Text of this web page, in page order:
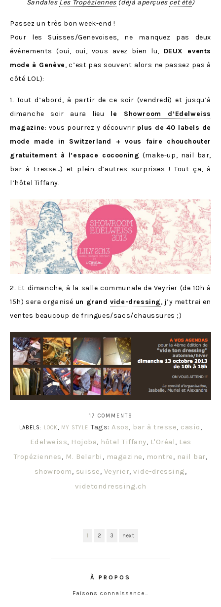
Sandales Les Tropéziennes(déjà aperçues cet été)
Passez un très bon week-end !
Pour les Suisses/Genevoises, ne manquez pas deux
événements (oui, oui, vous avez bien lu, DEUX events
mode à Genève, c’est pas souvent alors ne passez pas à
côté LOL):
1. Tout d’abord, à partir de ce soir (vendredi) et jusqu’à
dimanche soir aura lieu le Showroom d’Edelweiss
magazine: vous pourrez y découvrir plus de 40 labels de
mode made in Switzerland + vous faire chouchouter
gratuitement à l’espace cocooning (make-up, nail bar,
bar à tresse…) et plein d’autres surprises ! Tout ça, à
l’hôtel Tiffany.
2. Et dimanche, à la salle communale de Veyrier (de 10h à
15h) sera organisé un grandvide-dressing, j’y mettrai en
ventes beaucoup de fringues/sacs/chaussures ;)
17 COMMENTS
LABELS:
LOOK, MY STYLE Tags: Asos, bar à tresse, casio,
Edelweiss, Hojoba, hôtel Tiffany, L'Oréal, Les
Tropéziennes, M. Belarbi , magazine, montre, nail bar,
showroom, suisse, Veyrier,vide-dressing,
videtondressing.ch
1 2 3 next
À PROPOS
Faisons connaissance…